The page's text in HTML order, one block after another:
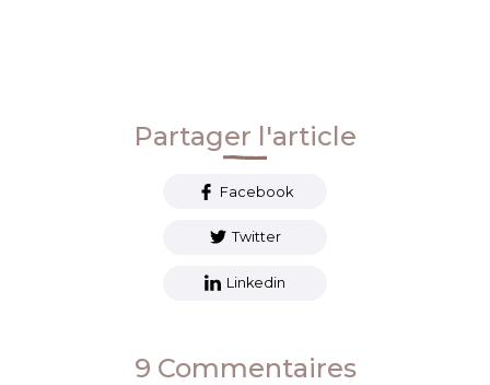
Partager l'article
Facebook
Twitter
Linkedin
9 Commentaires